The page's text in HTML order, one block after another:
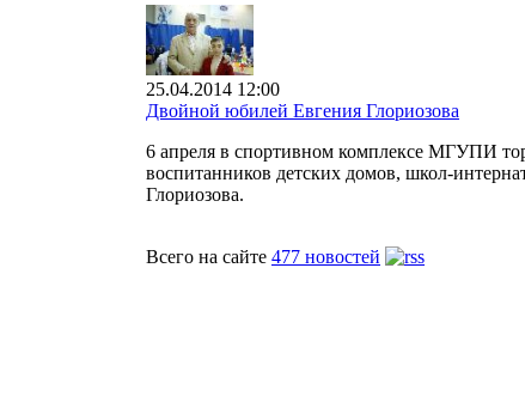
25.04.2014 12:00
Двойной юбилей Евгения Глориозова
6 апреля в спортивном комплексе МГУПИ
воспитанников детских домов, школ-
Глориозова.
Всего на сайте 477 новостей